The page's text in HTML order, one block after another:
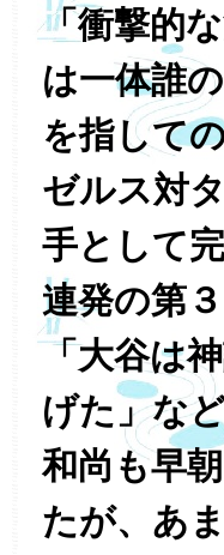
「衝撃的
は一体誰
を指して
ゼルス対
手として
連発の第
「大谷は
げた」な
和尚も早
たが、あ